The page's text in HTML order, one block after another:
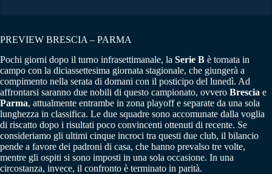
PREVIEW BRESCIA – PARMA
Pochi giorni dopo il turno infrasettimanale, la Serie B è tornata in
campo con la diciassettesima giornata stagionale, che giungerà a
compimento nella serata di domani con il posticipo del lunedì. Ad
affrontarsi saranno due nobili di questo campionato, ovvero Brescia e
Parma, attualmente entrambe in zona playoff e separate da una sola
lunghezza in classifica. Le due squadre sono accomunate dalla voglia
di riscatto dopo i risultati poco convincenti ottenuti di recente. Se
consideriamo gli ultimi cinque incroci tra questi due club, il bilancio
pende a favore dei padroni di casa, che hanno prevalso tre volte,
mentre gli ospiti si sono imposti in una sola occasione. In una
circostanza, invece, il confronto è terminato in parità.